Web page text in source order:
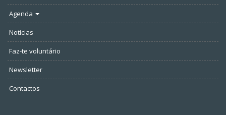
Agenda
Notícias
Faz-te voluntário
Newsletter
Contactos